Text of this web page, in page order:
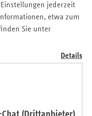
jederzeit
etwa zum
Sie unter
Details
(Drittanbieter)
nicht nach § 34 SGB
fallen Sehhilfen,
und andere
Die
Regelungen
des vdek -